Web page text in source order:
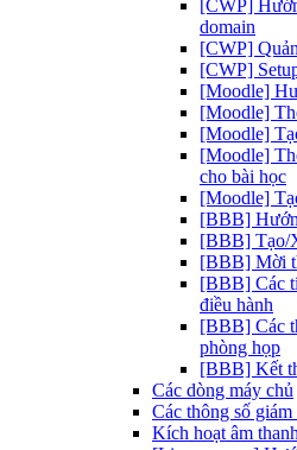
[CWP]
domain
[CWP]
[CWP]
[Moodle]
[Moodle]
[Moodle]
[Moodle]
cho bài học
[Moodle]
[BBB]
[BBB] Tạo/
[BBB] Mời
[BBB] Các
điều hành
[BBB] Các
phòng họp
[BBB] Kết
Các dòng máy chủ
Các thông số giám
Kích hoạt âm